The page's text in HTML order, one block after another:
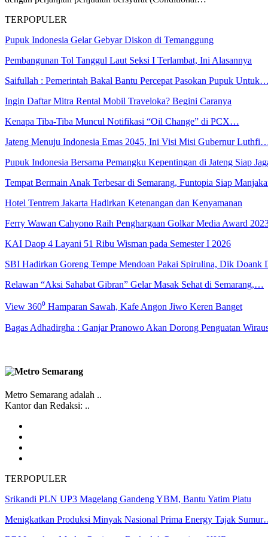
TERPOPULER
Pupuk Indonesia Gelar Gebyar Diskon di Temanggung
Pembangunan Tol Tanggul Laut Seksi I Terlambat, Ini Alasannya
Saifullah : Pemerintah Bakal Bantu Percepat Pasokan Pupuk Untuk…
Ingin Daftar Mitra Rental Mobil Traveloka? Begini Caranya
Kenapa Tiba-Tiba Muncul Notifikasi “Oil Change” di PCX…
Jateng Menuju Indonesia Emas 2045, Ini Visi Misi Gubernur
Pupuk Indonesia Bersama Pemangku Kepentingan di Jateng Siap
Tempat Bermain Anak Terbesar di Semarang, Funtopia Siap
Hotel Tentrem Jakarta Hadirkan Ketenangan dan Kenyamanan
Ferry Wawan Cahyono Raih Penghargaan Golkar Media Award
KAI Daop 4 Layani 51 Ribu Wisman pada Semester I 2026
SBI Hadirkan Goreng Tempe Mendoan Pakai Spirulina, Dik Doank
Relawan “Aksi Sahabat Gibran” Gelar Masak Sehat di Semarang,…
View 360⁰ Hamparan Sawah, Kafe Angon Jiwo Keren Banget
Bagas Adhadirgha : Ganjar Pranowo Akan Dorong Penguatan
Metro Semarang adalah ..
Kantor dan Redaksi: ..
TERPOPULER
Srikandi PLN UP3 Magelang Gandeng YBM, Bantu Yatim Piatu
Menigkatkan Produksi Minyak Nasional Prima Energy Tajak